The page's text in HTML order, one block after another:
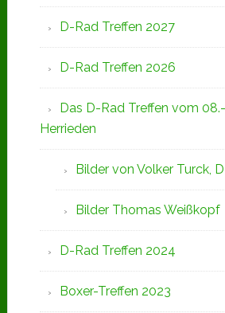
D-Rad Treffen 2027
D-Rad Treffen 2026
Das D-Rad Treffen vom
Herrieden
Bilder von Volker Turck,
Bilder Thomas Weißkopf
D-Rad Treffen 2024
Boxer-Treffen 2023